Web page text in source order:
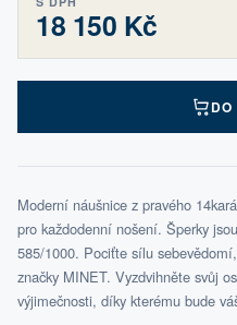
18 150 Kč
Moderní náušnice z pravého
pro každodenní nošení. Šperky
585/1000. Pociťte sílu
značky MINET. Vyzdvihněte svůj
výjimečnosti, díky kterému bude